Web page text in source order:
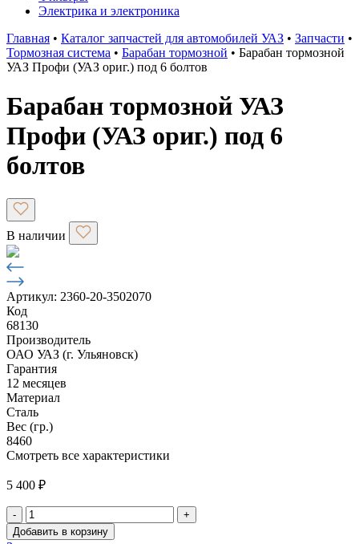
Электрика и электроника
Главная • Каталог запчастей для автомобилей УАЗ • Запчасти •
Тормозная система • Барабан тормозной • Барабан тормозной
УАЗ Профи (УАЗ ориг.) под 6 болтов
Барабан тормозной УАЗ
Профи (УАЗ ориг.) под 6
болтов
В наличии
Артикул: 2360-20-3502070
Код
68130
Производитель
ОАО УАЗ (г. Ульяновск)
Гарантия
12 месяцев
Материал
Сталь
Вес (гр.)
8460
Смотреть все характеристики
5 400 ₽
- +
Количество
Добавить в корзину